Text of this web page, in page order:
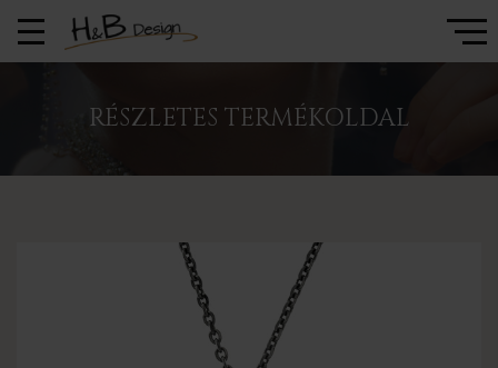
RÉSZLETES TERMÉKOLDAL